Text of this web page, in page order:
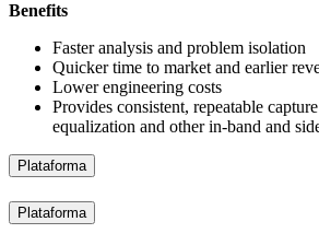
Benefits
Faster analysis and problem isolation
Quicker time to market and earlier
Lower engineering costs
Provides consistent, repeatable
equalization and other in-band and
Plataforma
Plataforma